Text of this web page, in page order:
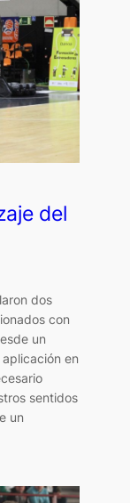
del
dos
con
un
en
sentidos
un